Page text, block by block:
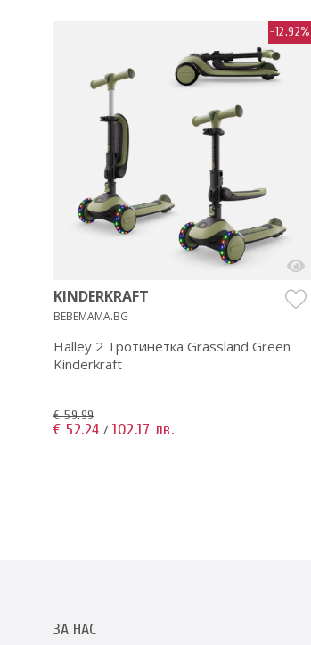
-12.92%
KINDERKRAFT
BEBEMAMA.BG
Halley 2 Тротинетка Grassland Green
Kinderkraft
€ 59.99
€ 52.24 / 102.17 лв.
ЗА НАС